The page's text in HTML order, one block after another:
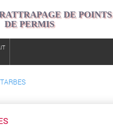
DE POINTS
DE PERMIS